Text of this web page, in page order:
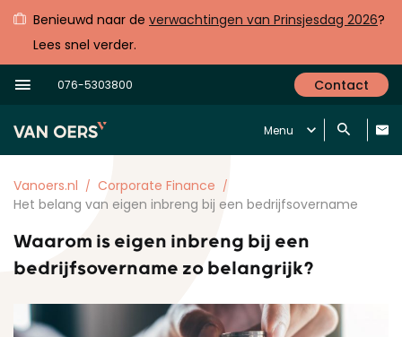
Benieuwd naar de verwachtingen van Prinsjesdag 2026?
Lees snel verder.
076-5303800 Contact
Menu
Vanoers.nl
Corporate Finance
Het belang van eigen inbreng bij een bedrijfsovername
Waarom is eigen inbreng bij een
bedrijfsovername zo belangrijk?